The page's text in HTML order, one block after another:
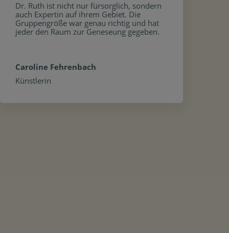
Dr. Ruth ist nicht nur fürsorglich, sondern
auch Expertin auf ihrem Gebiet. Die
Gruppengröße war genau richtig und hat
jeder den Raum zur Geneseung gegeben.
Caroline Fehrenbach
Künstlerin